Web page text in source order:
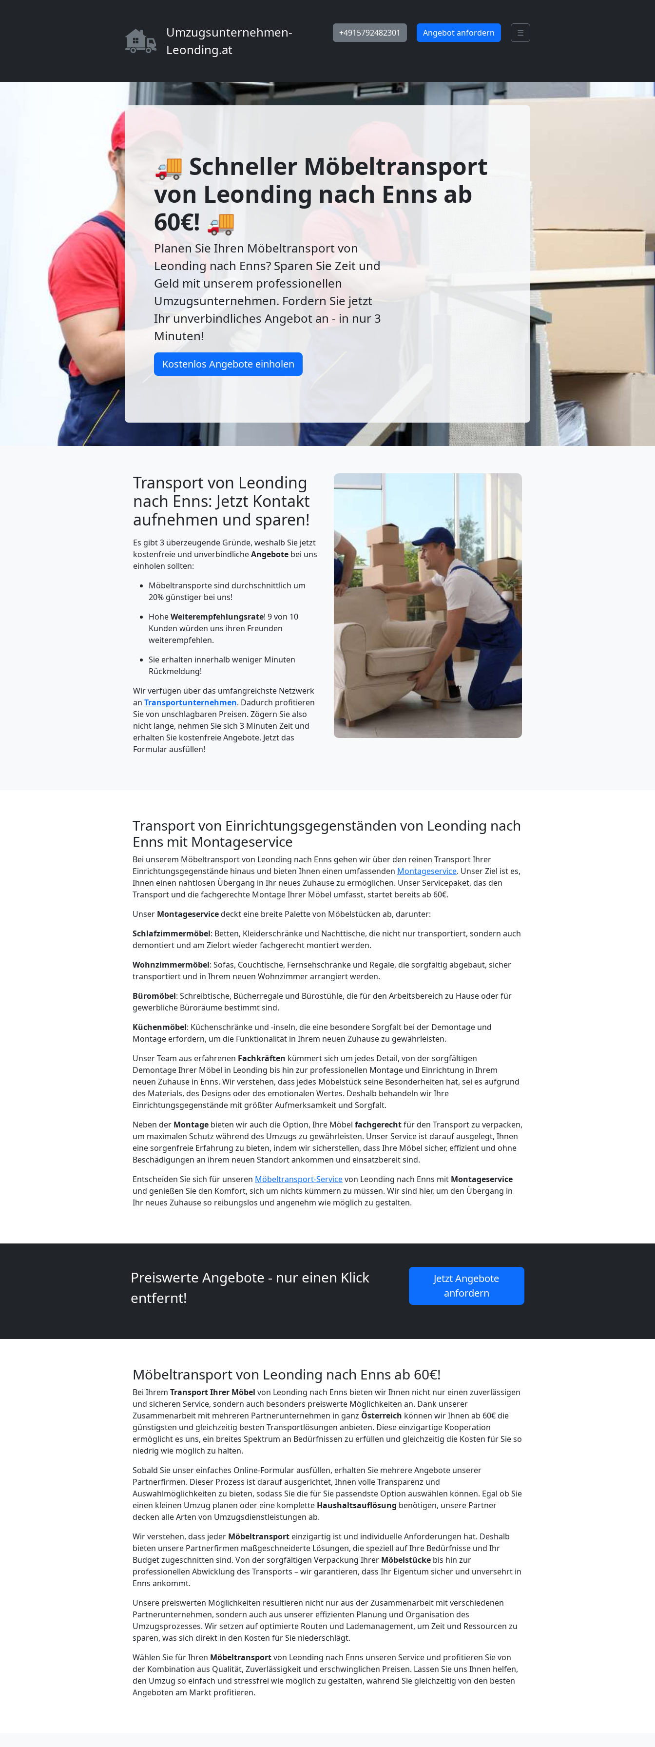
Umzugsunternehmen-
Leonding.at
+4915792482301 Angebot anfordern ☰
🚚 Schneller Möbeltransport
von Leonding nach Enns ab
60€! 🚚
Planen Sie Ihren Möbeltransport von
Leonding nach Enns? Sparen Sie Zeit und
Geld mit unserem professionellen
Umzugsunternehmen. Fordern Sie jetzt
Ihr unverbindliches Angebot an - in nur 3
Minuten!
Kostenlos Angebote einholen
Transport von Leonding
nach Enns: Jetzt Kontakt
aufnehmen und sparen!
Es gibt 3 überzeugende Gründe, weshalb Sie jetzt
kostenfreie und unverbindlicheAngebotebei uns
einholen sollten:
Möbeltransporte sind durchschnittlich um
20% günstiger bei uns!
HoheWeiterempfehlungsrate! 9 von 10
Kunden würden uns ihren Freunden
weiterempfehlen.
Sie erhalten innerhalb weniger Minuten
Rückmeldung!
Wir verfügen über das umfangreichste Netzwerk
an Transportunternehmen. Dadurch profitieren
Sie von unschlagbaren Preisen. Zögern Sie also
nicht lange, nehmen Sie sich 3 Minuten Zeit und
erhalten Sie kostenfreie Angebote. Jetzt das
Formular ausfüllen!
Transport von Einrichtungsgegenständen von Leonding nach
Enns mit Montageservice
Bei unserem Möbeltransport von Leonding nach Enns gehen wir über den reinen Transport Ihrer
Einrichtungsgegenstände hinaus und bieten Ihnen einen umfassenden Montageservice. Unser Ziel ist es,
Ihnen einen nahtlosen Übergang in Ihr neues Zuhause zu ermöglichen. Unser Servicepaket, das den
Transport und die fachgerechte Montage Ihrer Möbel umfasst, startet bereits ab 60€.
Unser Montageservicedeckt eine breite Palette von Möbelstücken ab, darunter:
Schlafzimmermöbel: Betten, Kleiderschränke und Nachttische, die nicht nur transportiert, sondern auch
demontiert und am Zielort wieder fachgerecht montiert werden.
Wohnzimmermöbel: Sofas, Couchtische, Fernsehschränke und Regale, die sorgfältig abgebaut, sicher
transportiert und in Ihrem neuen Wohnzimmer arrangiert werden.
Büromöbel: Schreibtische, Bücherregale und Bürostühle, die für den Arbeitsbereich zu Hause oder für
gewerbliche Büroräume bestimmt sind.
Küchenmöbel: Küchenschränke und -inseln, die eine besondere Sorgfalt bei der Demontage und
Montage erfordern, um die Funktionalität in Ihrem neuen Zuhause zu gewährleisten.
Unser Team aus erfahrenen Fachkräften kümmert sich um jedes Detail, von der sorgfältigen
Demontage Ihrer Möbel in Leonding bis hin zur professionellen Montage und Einrichtung in Ihrem
neuen Zuhause in Enns. Wir verstehen, dass jedes Möbelstück seine Besonderheiten hat, sei es aufgrund
des Materials, des Designs oder des emotionalen Wertes. Deshalb behandeln wir Ihre
Einrichtungsgegenstände mit größter Aufmerksamkeit und Sorgfalt.
Neben der Montage bieten wir auch die Option, Ihre Möbel fachgerechtfür den Transport zu verpacken,
um maximalen Schutz während des Umzugs zu gewährleisten. Unser Service ist darauf ausgelegt, Ihnen
eine sorgenfreie Erfahrung zu bieten, indem wir sicherstellen, dass Ihre Möbel sicher, effizient und ohne
Beschädigungen an ihrem neuen Standort ankommen und einsatzbereit sind.
Entscheiden Sie sich für unseren Möbeltransport-Servicevon Leonding nach Enns mit Montageservice
und genießen Sie den Komfort, sich um nichts kümmern zu müssen. Wir sind hier, um den Übergang in
Ihr neues Zuhause so reibungslos und angenehm wie möglich zu gestalten.
Preiswerte Angebote - nur einen Klick
entfernt!
Jetzt Angebote
anfordern
Möbeltransport von Leonding nach Enns ab 60€!
Bei Ihrem Transport Ihrer Möbel von Leonding nach Enns bieten wir Ihnen nicht nur einen zuverlässigen
und sicheren Service, sondern auch besonders preiswerte Möglichkeiten an. Dank unserer
Zusammenarbeit mit mehreren Partnerunternehmen in ganz Österreich können wir Ihnen ab 60€ die
günstigsten und gleichzeitig besten Transportlösungen anbieten. Diese einzigartige Kooperation
ermöglicht es uns, ein breites Spektrum an Bedürfnissen zu erfüllen und gleichzeitig die Kosten für Sie so
niedrig wie möglich zu halten.
Sobald Sie unser einfaches Online-Formular ausfüllen, erhalten Sie mehrere Angebote unserer
Partnerfirmen. Dieser Prozess ist darauf ausgerichtet, Ihnen volle Transparenz und
Auswahlmöglichkeiten zu bieten, sodass Sie die für Sie passendste Option auswählen können. Egal ob Sie
einen kleinen Umzug planen oder eine komplette Haushaltsauflösung benötigen, unsere Partner
decken alle Arten von Umzugsdienstleistungen ab.
Wir verstehen, dass jeder Möbeltransport einzigartig ist und individuelle Anforderungen hat. Deshalb
bieten unsere Partnerfirmen maßgeschneiderte Lösungen, die speziell auf Ihre Bedürfnisse und Ihr
Budget zugeschnitten sind. Von der sorgfältigen Verpackung Ihrer Möbelstücke bis hin zur
professionellen Abwicklung des Transports – wir garantieren, dass Ihr Eigentum sicher und unversehrt in
Enns ankommt.
Unsere preiswerten Möglichkeiten resultieren nicht nur aus der Zusammenarbeit mit verschiedenen
Partnerunternehmen, sondern auch aus unserer effizienten Planung und Organisation des
Umzugsprozesses. Wir setzen auf optimierte Routen und Lademanagement, um Zeit und Ressourcen zu
sparen, was sich direkt in den Kosten für Sie niederschlägt.
Wählen Sie für Ihren Möbeltransportvon Leonding nach Enns unseren Service und profitieren Sie von
der Kombination aus Qualität, Zuverlässigkeit und erschwinglichen Preisen. Lassen Sie uns Ihnen helfen,
den Umzug so einfach und stressfrei wie möglich zu gestalten, während Sie gleichzeitig von den besten
Angeboten am Markt profitieren.
Klaviertransport